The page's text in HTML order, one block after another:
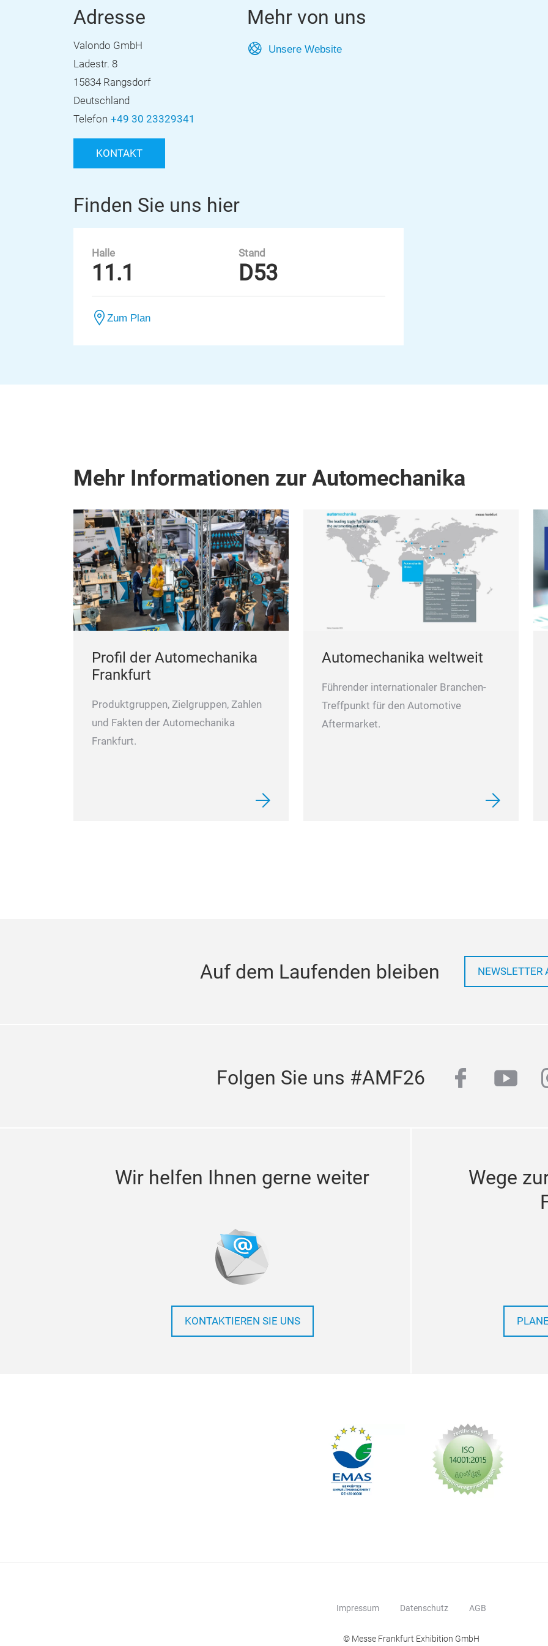
Adresse
Valondo GmbH
Ladestr. 8
15834 Rangsdorf
Deutschland
Telefon +49 30 23329341
KONTAKT
Mehr von uns
Unsere Website
Finden Sie uns hier
Halle
11.1
Stand
D53
Zum Plan
Mehr Informationen zur Automechanika
Profil der Automechanika
Frankfurt
Produktgruppen, Zielgruppen, Zahlen
und Fakten der Automechanika
Frankfurt.
Automechanika weltweit
Führender internationaler Branchen-
Treffpunkt für den Automotive
Aftermarket.
Auf dem Laufenden bleiben NEWSLETTER
Folgen Sie uns #AMF26 facebook
Wir helfen Ihnen gerne weiter
KONTAKTIEREN SIE UNS
Wege
Impressum Datenschutz AGB
© Messe Frankfurt Exhibition GmbH